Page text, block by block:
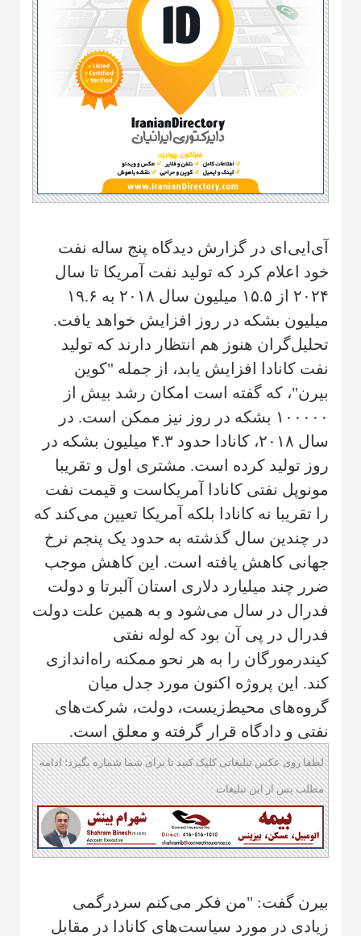
آی‌ایی‌ای در گزارش دیدگاه پنج ساله نفت
خود اعلام کرد که تولید نفت آمریکا تا سال
۲۰۲۴ از ۱۵.۵ میلیون سال ۲۰۱۸ به ۱۹.۶
میلیون بشکه در روز افزایش خواهد یافت.
تحلیل‌گران هنوز هم انتظار دارند که تولید
نفت کانادا افزایش یابد، از جمله "کوین
بیرن"‌، که گفته است امکان رشد بیش از
۱۰۰۰۰۰ بشکه در روز نیز ممکن است. در
سال ۲۰۱۸، کانادا حدود ۴.۳ میلیون بشکه در
روز تولید کرده است. مشتری اول و تقریبا
مونوپل نفتی کانادا آمریکاست و قیمت نفت
را تقریبا نه کانادا بلکه آمریکا تعیین می‌کند که
در چندین سال گذشته به حدود یک پنجم نرخ
جهانی کاهش یافته است. این کاهش موجب
ضرر چند میلیارد دلاری استان آلبرتا و دولت
فدرال در سال می‌شود و به همین علت دولت
فدرال در پی آن بود که لوله نفتی
کیندرمورگان را به هر نحو ممکنه راه‌اندازی
کند. این پروژه اکنون مورد جدل میان
گروه‌های محیط‌زیست، دولت، شرکت‌های
نفتی و دادگاه قرار گرفته و معلق است.
لطفا روی عکس تبلیغاتی کلیک کنید تا برای شما شماره بگیرد؛ ادامه
مطلب پس از این تبلیغات
بیرن گفت: "من فکر می‌کنم سردرگمی
زیادی در مورد سیاست‌های کانادا در مقابل